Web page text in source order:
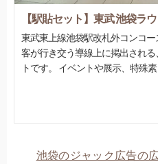
【駅貼セット】東武 池袋ラ
東武東上線池袋駅改札外コンコ
客が行き交う導線上に掲出され
トです。 イベントや展示、特殊
池袋のジャック広告の